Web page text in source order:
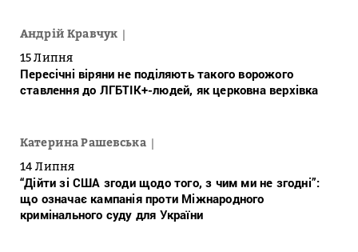
Андрій Кравчук
15 Липня
Пересічні віряни не поділяють такого ворожого
ставлення до ЛГБТІК+-людей, як церковна верхівка
Катерина Рашевська
14 Липня
“Дійти зі США згоди щодо того, з чим ми не згодні”:
що означає кампанія проти Міжнародного
кримінального суду для України